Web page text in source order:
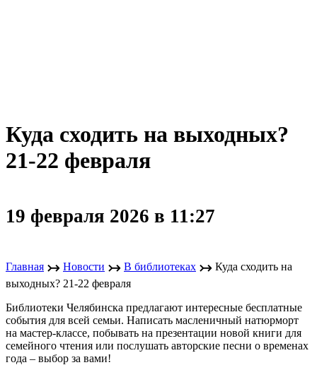
Куда сходить на выходных?
21-22 февраля
19 февраля 2026 в 11:27
Главная ↣ Новости ↣ В библиотеках ↣ Куда сходить на
выходных? 21-22 февраля
Библиотеки Челябинска предлагают интересные бесплатные
события для всей семьи. Написать масленичный натюрморт
на мастер-классе, побывать на презентации новой книги для
семейного чтения или послушать авторские песни о временах
года – выбор за вами!